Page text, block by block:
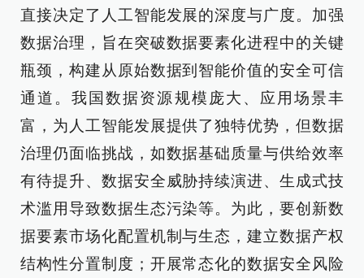
直接决定了人工智能发展的深度与广度。加强
数据治理，旨在突破数据要素化进程中的关键
瓶颈，构建从原始数据到智能价值的安全可信
通道。我国数据资源规模庞大、应用场景丰
富，为人工智能发展提供了独特优势，但数据
治理仍面临挑战，如数据基础质量与供给效率
有待提升、数据安全威胁持续演进、生成式技
术滥用导致数据生态污染等。为此，要创新数
据要素市场化配置机制与生态，建立数据产权
结构性分置制度；开展常态化的数据安全风险